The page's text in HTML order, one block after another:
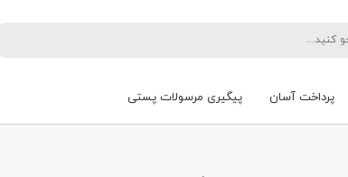
پرداخت آسان پیگیری مرسولات پستی